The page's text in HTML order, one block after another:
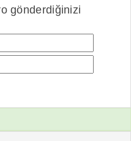
gönderdiğinizi